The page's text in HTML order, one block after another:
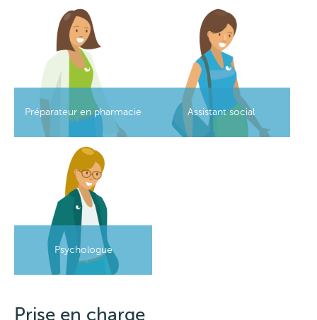
Préparateur en pharmacie Assistant social
Psychologue
Prise en charge